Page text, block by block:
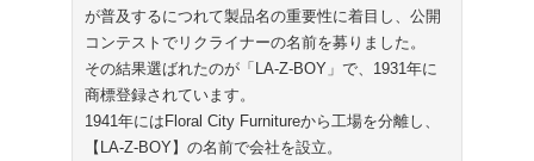
が普及するにつれて製品名の重要性に着目し、公開
コンテストでリクライナーの名前を募りました。
その結果選ばれたのが「LA-Z-BOY」で、1931年に
商標登録されています。
1941年にはFloral City Furnitureから工場を分離し、
【LA-Z-BOY】の名前で会社を設立。